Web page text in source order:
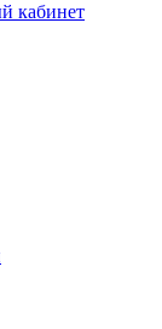
кабинет